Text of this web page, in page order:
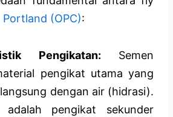
Portland (OPC):
Pengikatan: Semen
pengikat utama yang
dengan air (hidrasi).
pengikat sekunder